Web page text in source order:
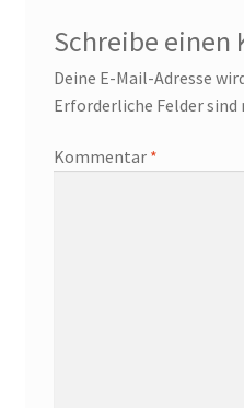
Schreibe einen
Deine E-Mail-Adresse
Erforderliche Felder sind
Kommentar *